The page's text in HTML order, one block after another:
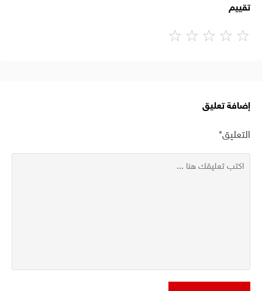
تقييم
إضافة تعليق
التعليق*